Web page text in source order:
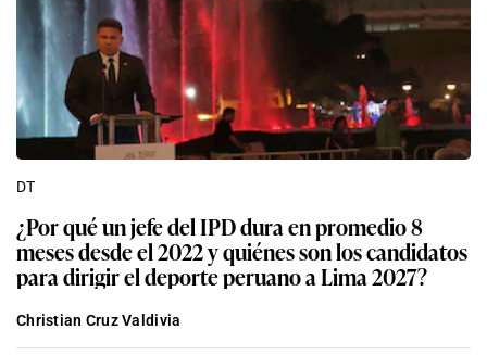
DT
¿Por qué un jefe del IPD dura en promedio 8
meses desde el 2022 y quiénes son los candidatos
para dirigir el deporte peruano a Lima 2027?
Christian Cruz Valdivia